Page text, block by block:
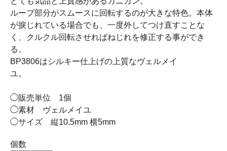
ループ部分がスムースに回転するのが大きな特色。本体
が捩じれている場合でも、一度外してつけ直すことな
く、クルクル回転させればねじれを修正する事ができ
る。
BP3806はシルキー仕上げの上質なヴェルメイ
ユ。
◯販売単位 1個
◯素材 ヴェルメイユ
◯サイズ 縦10.5mm 横5mm
個数